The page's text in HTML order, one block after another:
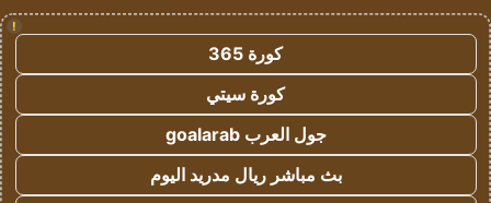
!
كورة 365
كورة سيتي
جول العرب goalarab
بث مباشر ريال مدريد اليوم